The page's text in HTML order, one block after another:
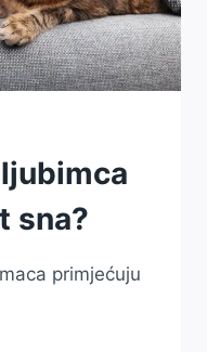
sna?
primjećuju